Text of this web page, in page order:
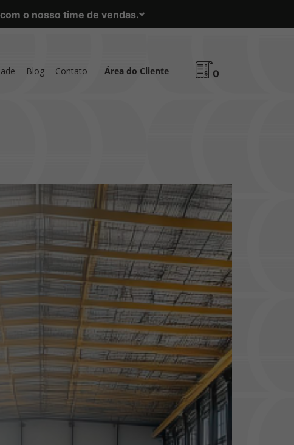
o nosso time de vendas.
Blog Contato Área do Cliente 0